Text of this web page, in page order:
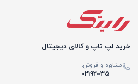
خرید لپ تاپ و کالای دیجیتال
مشاوره و فروش:
۰۲۱۹۲۰۳۵